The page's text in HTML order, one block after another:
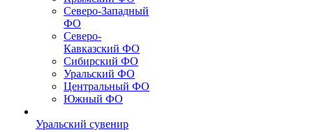
Северо-Западный
ФО
Северо-
Кавказский ФО
Сибирский ФО
Уральский ФО
Центральный ФО
Южный ФО
Уральский сувенир